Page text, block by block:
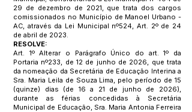
29 de dezembro de 2021, que trata dos cargos
comissionados no Município de Manoel Urbano -
AC, através da Lei Municipal nº524, Art. 2º de 24
de abril de 2023.
RESOLVE:
Art. 1º Alterar o Parágrafo Único do art. 1º da
Portaria nº233, de 12 de junho de 2026, que trata
da nomeação da Secretária de Educação Interina a
Sra. Maria Leila de Souza Lima, pelo período de 15
(quinze) dias (de 16 a 21 de junho de 2026),
durante as férias concedidas à Secretária
Municipal de Educação, Sra. Maria Antonia Ferreira